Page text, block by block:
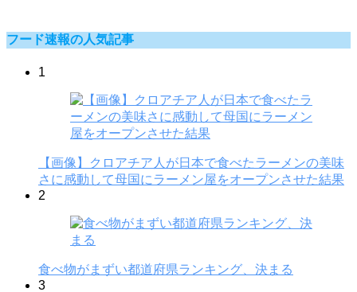
フード速報の人気記事
1
【画像】クロアチア人が日本で食べたラーメンの美味
さに感動して母国にラーメン屋をオープンさせた結果
2
食べ物がまずい都道府県ランキング、決まる
3